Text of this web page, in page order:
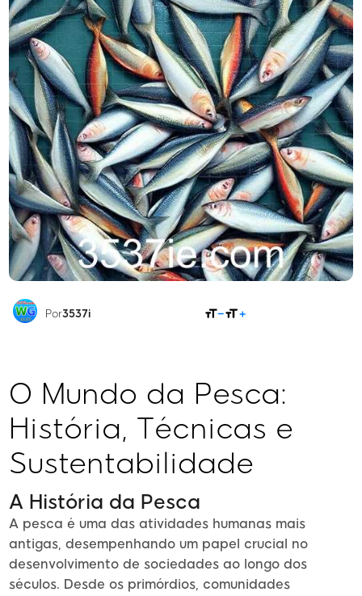
Por3537i
O Mundo da Pesca:
História, Técnicas e
Sustentabilidade
A História da Pesca
A pesca é uma das atividades humanas mais
antigas, desempenhando um papel crucial no
desenvolvimento de sociedades ao longo dos
séculos. Desde os primórdios, comunidades